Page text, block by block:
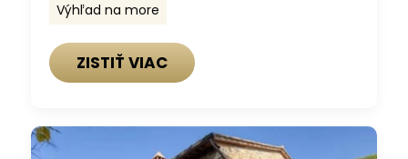
Výhľad na more
ZISTIŤ VIAC